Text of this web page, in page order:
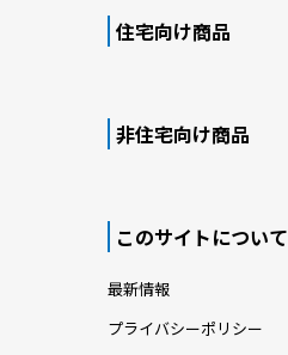
住宅向け商品
非住宅向け商品
このサイトについて
最新情報
プライバシーポリシー